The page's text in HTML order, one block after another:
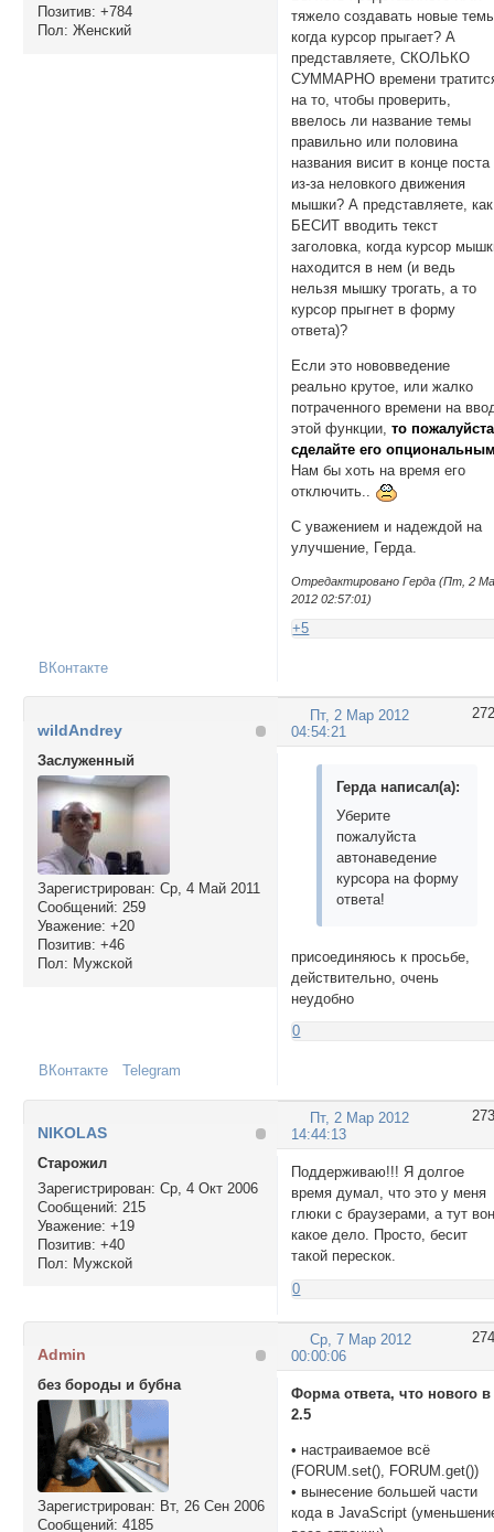
Позитив: +784
Пол: Женский
тяжело создавать новые
когда курсор прыгает? А
представляете, СКОЛЬКО
СУММАРНО времени
на то, чтобы проверить,
ввелось ли название темы
правильно или половина
названия висит в конце поста
из-за неловкого движения
мышки? А представляете, как
БЕСИТ вводить текст
заголовка, когда курсор
находится в нем (и ведь
нельзя мышку трогать, а то
курсор прыгнет в форму
ответа)?
Если это нововведение
реально крутое, или жалко
потраченного времени на
этой функции, то
сделайте его
Нам бы хоть на время его
отключить..
С уважением и надеждой на
улучшение, Герда.
Отредактировано Герда (Пт, 2
2012 02:57:01)
+5
ВКонтакте
272
Пт, 2 Мар 2012
04:54:21
wildAndrey
Заслуженный
Зарегистрирован: Ср, 4 Май 2011
Сообщений: 259
Уважение: +20
Позитив: +46
Пол: Мужской
Герда написал(а):
Уберите
пожалуйста
автонаведение
курсора на форму
ответа!
присоединяюсь к просьбе,
действительно, очень
неудобно
0
ВКонтакте Telegram
273
Пт, 2 Мар 2012
14:44:13
NIKOLAS
Cтарожил
Зарегистрирован: Ср, 4 Окт 2006
Сообщений: 215
Уважение: +19
Позитив: +40
Пол: Мужской
Поддерживаю!!! Я долгое
время думал, что это у меня
глюки с браузерами, а тут
какое дело. Просто, бесит
такой перескок.
0
274
Ср, 7 Мар 2012
00:00:06
Admin
без бороды и бубна
Зарегистрирован: Вт, 26 Сен 2006
Сообщений: 4185
Форма ответа, что нового в
2.5
• настраиваемое всё
(FORUM.set(), FORUM.get())
• вынесение большей части
кода в JavaScript